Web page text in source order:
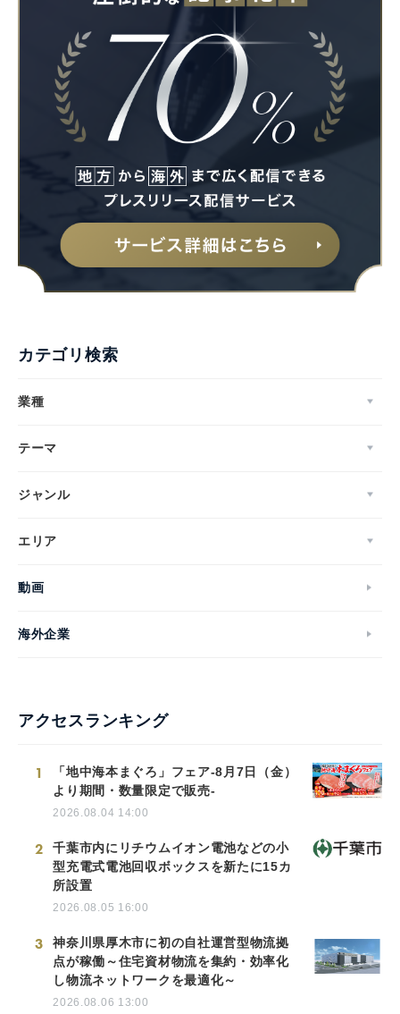
カテゴリ検索
業種
テーマ
ジャンル
エリア
動画
海外企業
アクセスランキング
1
「地中海本まぐろ」フェア-8月7日（金）
より期間・数量限定で販売-
2026.08.04 14:00
2
千葉市内にリチウムイオン電池などの小
型充電式電池回収ボックスを新たに15カ
所設置
2026.08.05 16:00
3
神奈川県厚木市に初の自社運営型物流拠
点が稼働～住宅資材物流を集約・効率化
し物流ネットワークを最適化～
2026.08.06 13:00